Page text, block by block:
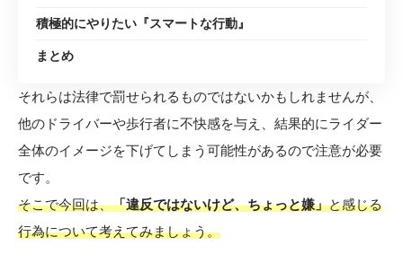
積極的にやりたい『スマートな行動』
まとめ
それらは法律で罰せられるものではないかもしれませんが、
他のドライバーや歩行者に不快感を与え、結果的にライダー
全体のイメージを下げてしまう可能性があるので注意が必要
です。
そこで今回は、「違反ではないけど、ちょっと嫌」と感じる
行為について考えてみましょう。